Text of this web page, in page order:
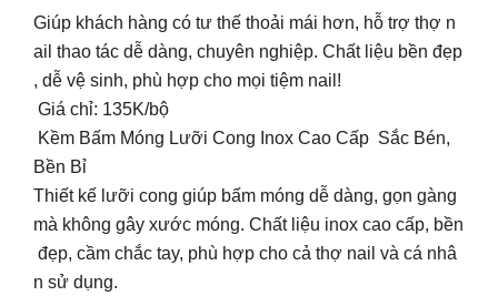
Giúp khách hàng có tư thế thoải mái hơn, hỗ trợ thợ n
ail thao tác dễ dàng, chuyên nghiệp. Chất liệu bền đẹp
, dễ vệ sinh, phù hợp cho mọi tiệm nail!
Giá chỉ: 135K/bộ
Kềm Bấm Móng Lưỡi Cong Inox Cao Cấp Sắc Bén,
Bền Bỉ
Thiết kế lưỡi cong giúp bấm móng dễ dàng, gọn gàng
mà không gây xước móng. Chất liệu inox cao cấp, bền
đẹp, cầm chắc tay, phù hợp cho cả thợ nail và cá nhâ
n sử dụng.